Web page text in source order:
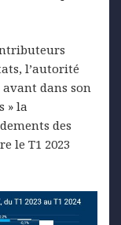
l’autorité
avant dans son
» la
des
le T1 2023